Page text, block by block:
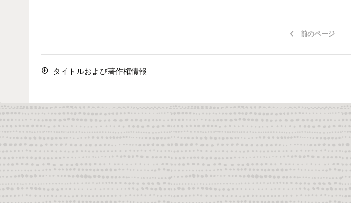
前のページ
タイトルおよび著作権情報